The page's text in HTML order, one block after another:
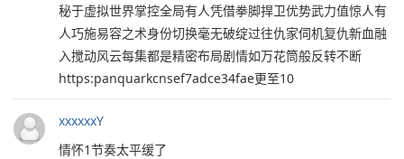
秘于虚拟世界掌控全局有人凭借拳脚捍卫优势武力值惊人有
人巧施易容之术身份切换毫无破绽过往仇家伺机复仇新血融
入搅动风云每集都是精密布局剧情如万花筒般反转不断
https:panquarkcnsef7adce34fae更至10
xxxxxxY
情怀1节奏太平缓了